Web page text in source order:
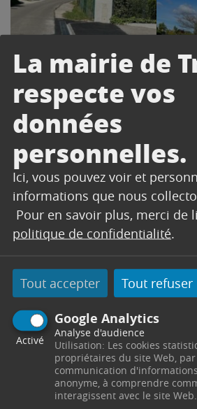
La mairie de
respecte vos
données
personnelles.
Ici, vous pouvez voir et
informations que nous
Pour en savoir plus, merci de
politique de confidentialité.
Tout accepter Tout refuser
Google Analytics
Activé
Analyse d'audience
Utilisation: Les cookies
propriétaires du site Web,
communication
anonyme, à comprendre
interagissent avec le site Web.
SERVICES
Secrétariat
Centre Technique Municipal
13530Trets
Télephone : 04 42 61 23 90 /
Horaires : Du lundi au jeudi de